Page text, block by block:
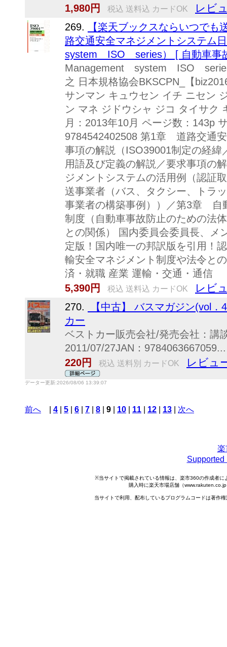
1,980円
税込 送料込 カードOK レビ
269.
【楽天ブックスならいつで
路交通安全マネジメントシステ
system ISO series） [ 自動車事
Management system ISO series
之 日本規格協会BKSCPN_【
サンマン キュウセン イチ ニセン
ン マネ ジドウシャ ジコ タイサク
月：2013年10月 ページ数：143p
9784542402508 第1章 道路交通
事項の解説（ISO39001制定の経
用語及び定義の解説／要求事項の
ジメントシステムの活用例（認証
送事業者（バス、タクシー、トラ
事業者の構築事例））／第3章 自
制度（自動車事故防止のための法
との関係） 国内委員会委員長、メ
定版！国内唯一の邦訳版を引用！
輸安全マネジメント制度や法令と
済・就職 産業 運輸・交通・通信
5,390円
税込 送料込 カードOK レビ
270.
【中古】 バスマガジン(vol
カー
ベストカー販売会社/発売会社：講
2011/07/27JAN：9784063667059...
220円
税込 送料別 カードOK レビュ
データー更新:2026/08/06 13:39:07
前へ 4 5 6 7 8 9 10 11 12 13 次へ
楽
Supported
※当サイトで掲載されている情報は、楽市360の作成者
購入時に楽天市場店舗（
当サイトで利用、配布しているプログラムコードは著作